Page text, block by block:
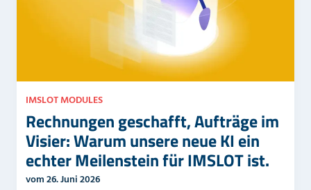
IMSLOT MODULES
Rechnungen geschafft, Aufträge im
Visier: Warum unsere neue KI ein
echter Meilenstein für IMSLOT ist.
vom 26. Juni 2026